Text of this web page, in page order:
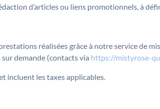
d’articles ou liens promotionnels, à
réalisées grâce à notre service de
demande (contacts via https://mistyrose-
incluent les taxes applicables.